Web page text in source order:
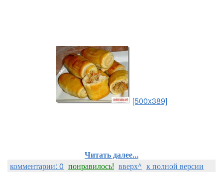
[500x389]
Читать далее...
комментарии: 0 понравилось! вверх^ к полной версии